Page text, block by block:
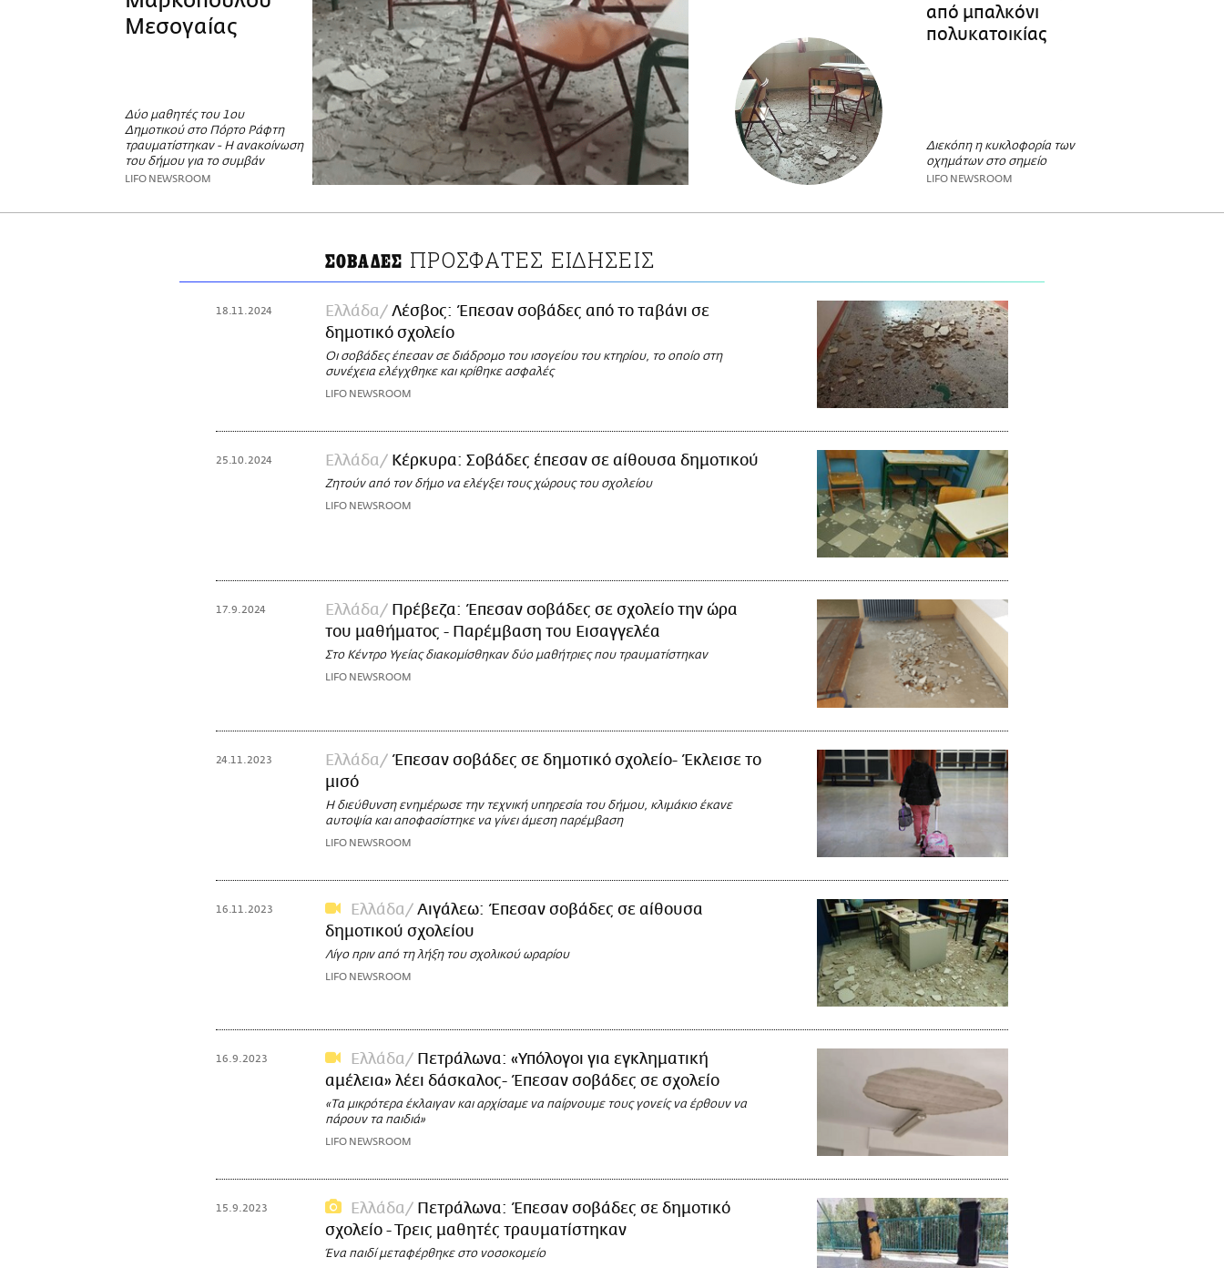
Μεσογαίας
Δύο μαθητές του 1ου
Δημοτικού στο Πόρτο Ράφτη
τραυματίστηκαν - Η ανακοίνωση
του δήμου για το συμβάν
LIFO NEWSROOM
από μπαλκόνι
πολυκατοικίας
Διεκόπη η κυκλοφορία των
οχημάτων στο σημείο
LIFO NEWSROOM
ΣΟΒΑΔΕΣ ΠΡΟΣΦΑΤΕΣ ΕΙΔΗΣΕΙΣ
18.11.2024 Ελλάδα
Λέσβος: Έπεσαν σοβάδες από το ταβάνι σε
δημοτικό σχολείο
Οι σοβάδες έπεσαν σε διάδρομο του ισογείου του κτηρίου, το οποίο στη
συνέχεια ελέγχθηκε και κρίθηκε ασφαλές
LIFO NEWSROOM
25.10.2024 Ελλάδα Κέρκυρα: Σοβάδες έπεσαν σε αίθουσα δημοτικού
Ζητούν από τον δήμο να ελέγξει τους χώρους του σχολείου
LIFO NEWSROOM
17.9.2024 Ελλάδα
Πρέβεζα: Έπεσαν σοβάδες σε σχολείο την ώρα
του μαθήματος - Παρέμβαση του Εισαγγελέα
Στο Κέντρο Υγείας διακομίσθηκαν δύο μαθήτριες που τραυματίστηκαν
LIFO NEWSROOM
24.11.2023 Ελλάδα
Έπεσαν σοβάδες σε δημοτικό σχολείο- Έκλεισε το
μισό
Η διεύθυνση ενημέρωσε την τεχνική υπηρεσία του δήμου, κλιμάκιο έκανε
αυτοψία και αποφασίστηκε να γίνει άμεση παρέμβαση
LIFO NEWSROOM
16.11.2023 Ελλάδα
Αιγάλεω: Έπεσαν σοβάδες σε αίθουσα
δημοτικού σχολείου
Λίγο πριν από τη λήξη του σχολικού ωραρίου
LIFO NEWSROOM
16.9.2023 Ελλάδα
Πετράλωνα: «Υπόλογοι για εγκληματική
αμέλεια» λέει δάσκαλος- Έπεσαν σοβάδες σε σχολείο
«Τα μικρότερα έκλαιγαν και αρχίσαμε να παίρνουμε τους γονείς να έρθουν να
πάρουν τα παιδιά»
LIFO NEWSROOM
15.9.2023 Ελλάδα
Πετράλωνα: Έπεσαν σοβάδες σε δημοτικό
σχολείο - Τρεις μαθητές τραυματίστηκαν
Ένα παιδί μεταφέρθηκε στο νοσοκομείο